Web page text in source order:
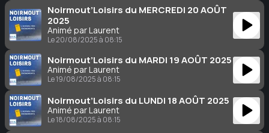
Noirmout’Loisirs du MERCREDI 20 AOÛT
2025
Animé par Laurent
Le 20/08/2025 à 08:15
Noirmout’Loisirs du MARDI 19 AOÛT 2025
Animé par Laurent
Le 19/08/2025 à 08:15
Noirmout’Loisirs du LUNDI 18 AOÛT 2025
Animé par Laurent
Le 18/08/2025 à 08:15